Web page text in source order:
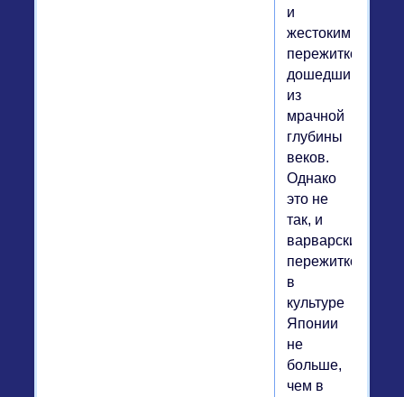
и
жестоким
пережитком,
дошедшим
из
мрачной
глубины
веков.
Однако
это не
так, и
варварских
пережитков
в
культуре
Японии
не
больше,
чем в